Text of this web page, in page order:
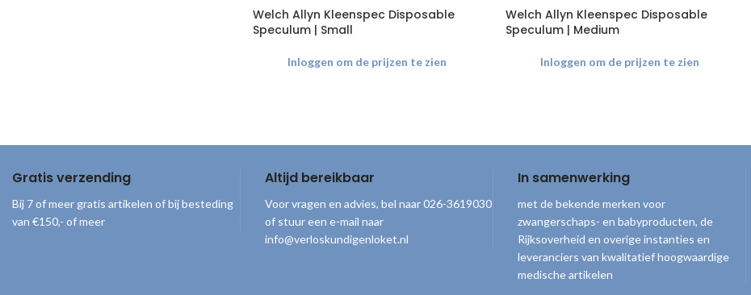
Welch Allyn Kleenspec Disposable
Speculum | Small
Inloggen om de prijzen te zien
Welch Allyn Kleenspec Disposable
Speculum | Medium
Inloggen om de prijzen te zien
Gratis verzending
Bij 7 of meer gratis artikelen of bij besteding
van €150,- of meer
Altijd bereikbaar
Voor vragen en advies, bel naar 026-3619030
of stuur een e-mail naar
info@verloskundigenloket.nl
In samenwerking
met de bekende merken voor
zwangerschaps- en babyproducten, de
Rijksoverheid en overige instanties en
leveranciers van kwalitatief hoogwaardige
medische artikelen